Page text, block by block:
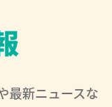
最新ニュースな